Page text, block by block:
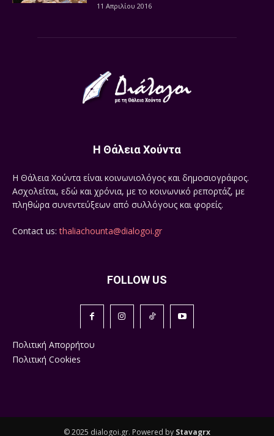
11 Απριλίου 2016
Η Θάλεια Χούντα
Η Θάλεια Χούντα είναι κοινωνιολόγος και δημοσιογράφος.
Ασχολείται, εδώ και χρόνια, με το κοινωνικό ρεπορτάζ, με
πληθώρα συνεντεύξεων από συλλόγους και φορείς.
Contact us:thaliachounta@dialogoi.gr
FOLLOW US
Πολιτική Απορρήτου
Πολιτική Cookies
© 2025 dialogoi.gr. Powered by Stavagrx